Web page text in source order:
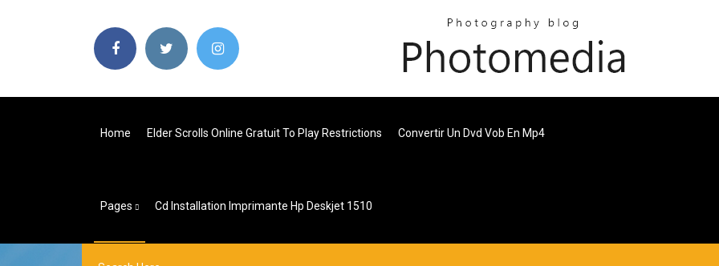
Home Elder Scrolls Online Gratuit To Play Restrictions Convertir Un Dvd Vob En Mp4
Pages Cd Installation Imprimante Hp Deskjet 1510